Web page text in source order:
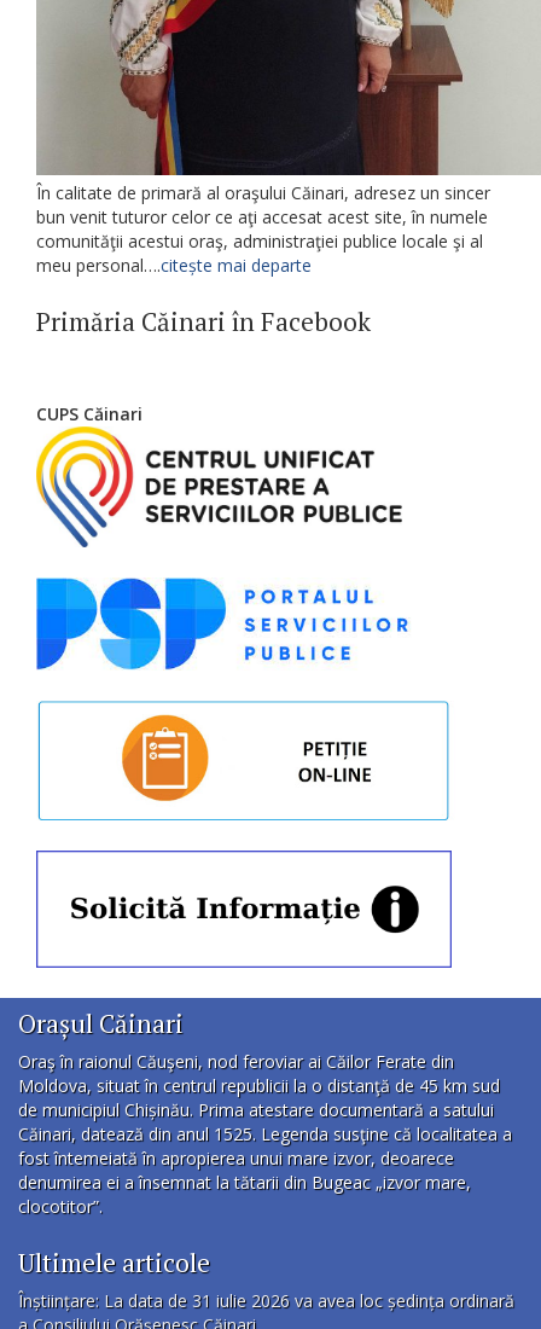
În calitate de primară al oraşului Căinari, adresez un sincer
bun venit tuturor celor ce aţi accesat acest site, în numele
comunităţii acestui oraş, administraţiei publice locale şi al
meu personal….citește mai departe
Primăria Căinari în Facebook
CUPS Căinari
Orașul Căinari
Oraş în raionul Căuşeni, nod feroviar ai Căilor Ferate din
Moldova, situat în centrul republicii la o distanţă de 45 km sud
de municipiul Chișinău. Prima atestare documentară a satului
Căinari, datează din anul 1525. Legenda susţine că localitatea a
fost întemeiată în apropierea unui mare izvor, deoarece
denumirea ei a însemnat la tătarii din Bugeac „izvor mare,
clocotitor”.
Ultimele articole
Înștiințare: La data de 31 iulie 2026 va avea loc ședința ordinară